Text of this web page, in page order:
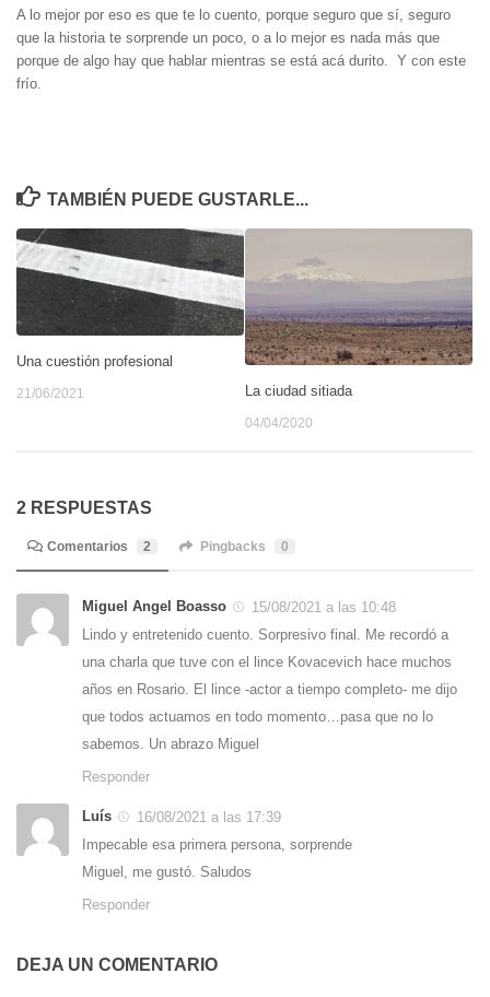
A lo mejor por eso es que te lo cuento, porque seguro que sí, seguro
que la historia te sorprende un poco, o a lo mejor es nada más que
porque de algo hay que hablar mientras se está acá durito. Y con este
frío.
TAMBIÉN PUEDE GUSTARLE...
Una cuestión profesional
21/06/2021 La ciudad sitiada
04/04/2020
2 RESPUESTAS
Comentarios 2 Pingbacks 0
Miguel Angel Boasso
15/08/2021 a las 10:48
Lindo y entretenido cuento. Sorpresivo final. Me recordó a
una charla que tuve con el lince Kovacevich hace muchos
años en Rosario. El lince -actor a tiempo completo- me dijo
que todos actuamos en todo momento…pasa que no lo
sabemos. Un abrazo Miguel
Responder
Luís
16/08/2021 a las 17:39
Impecable esa primera persona, sorprende
Miguel, me gustó. Saludos
Responder
DEJA UN COMENTARIO